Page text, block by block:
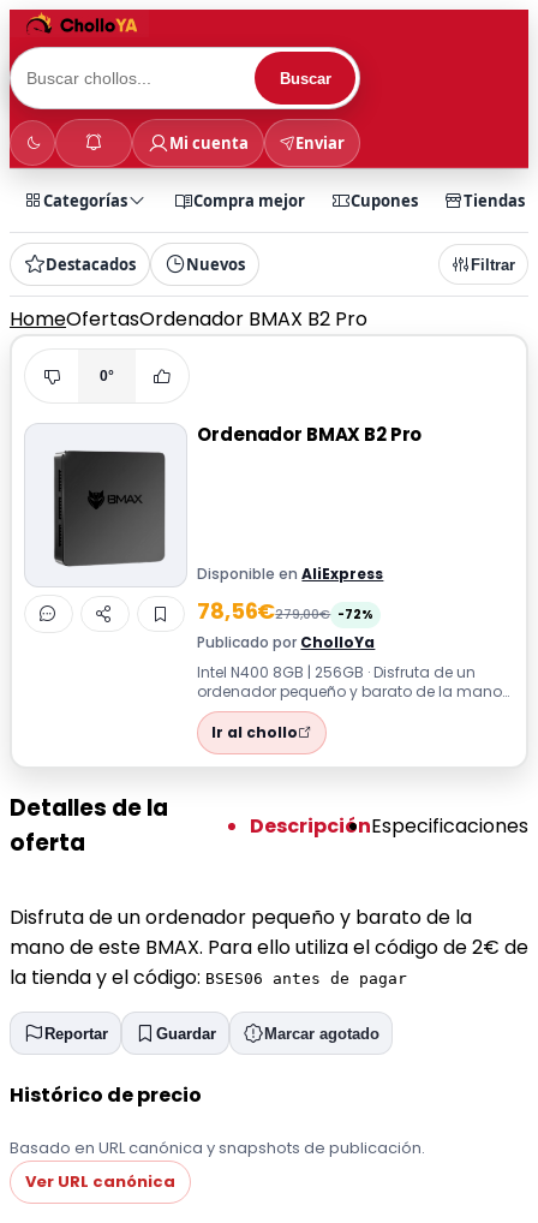
Buscar
Mi cuenta Enviar
Categorías Compra mejor Cupones Tiendas
Destacados Nuevos Filtrar
HomeOfertasOrdenador BMAX B2 Pro
0°
Ordenador BMAX B2 Pro
Disponible enAliExpress
78,56€279,00€ -72%
Publicado por CholloYa
Intel N400 8GB | 256GB · Disfruta de un
ordenador pequeño y barato de la mano
de este BMAX. Para ello utiliza el códi...
Ir al chollo
Detalles de la
oferta
DescripciónEspecificaciones
Disfruta de un ordenador pequeño y barato de la
mano de este BMAX. Para ello utiliza el código de 2€ de
la tienda y el código: BSES06 antes de pagar
Reportar Guardar Marcar agotado
Histórico de precio
Basado en URL canónica y snapshots de publicación.
Ver URL canónica